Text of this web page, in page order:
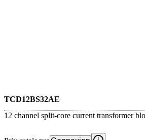
TCD12BS32AE
12 channel split-core current transformer